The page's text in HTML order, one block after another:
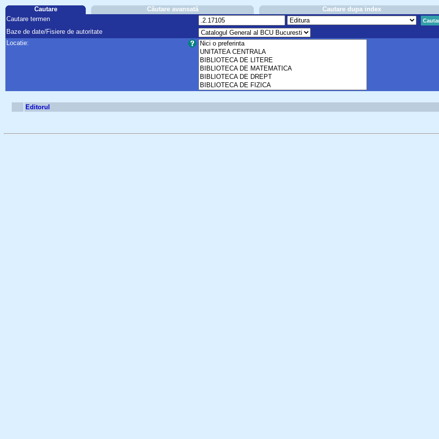
Cautare Căutare avansată Cautare dupa index
Cautare termen
Baze de date/Fisiere de autoritate
Locatie:
Editorul